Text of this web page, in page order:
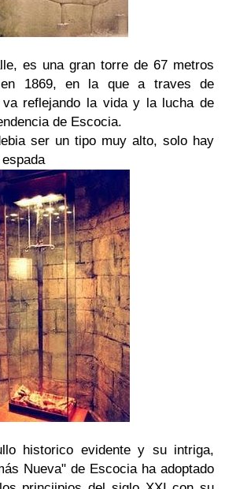
es una gran torre de 67 metros
1869, en la que a traves de
reflejando la vida y la lucha de
de Escocia.
ser un tipo muy alto, solo hay
historico evidente y su intriga,
Nueva" de Escocia ha adoptado